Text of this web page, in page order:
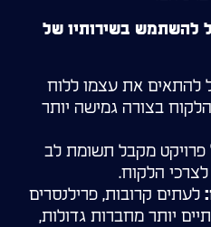
להשתמש בשירותיו של
להתאים את עצמו ללוח
בצורה גמישה יותר
פרויקט מקבל תשומת לב
הלקוח.
לעתים קרובות, פרילנסרים
יותר מחברות גדולות,